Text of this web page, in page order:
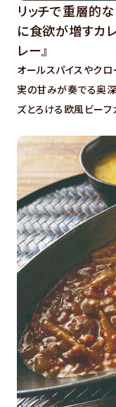
リッチで重層的
に食欲が増すカ
レー』
オールスパイスやクロ
実の甘みが奏でる奥
ズとろける欧風ビーフ